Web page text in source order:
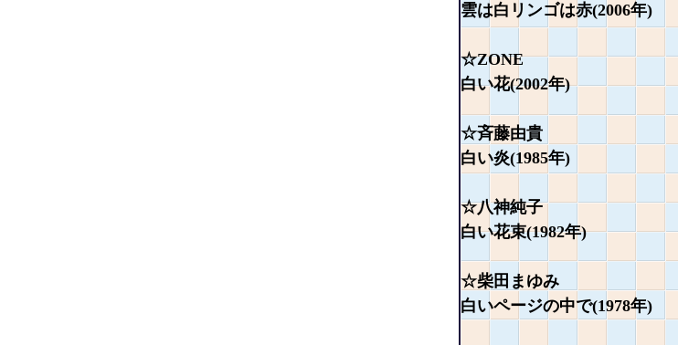
雲は白リンゴは赤(2006年)
☆ZONE
白い花(2002年)
☆斉藤由貴
白い炎(1985年)
☆八神純子
白い花束(1982年)
☆柴田まゆみ
白いページの中で(1978年)